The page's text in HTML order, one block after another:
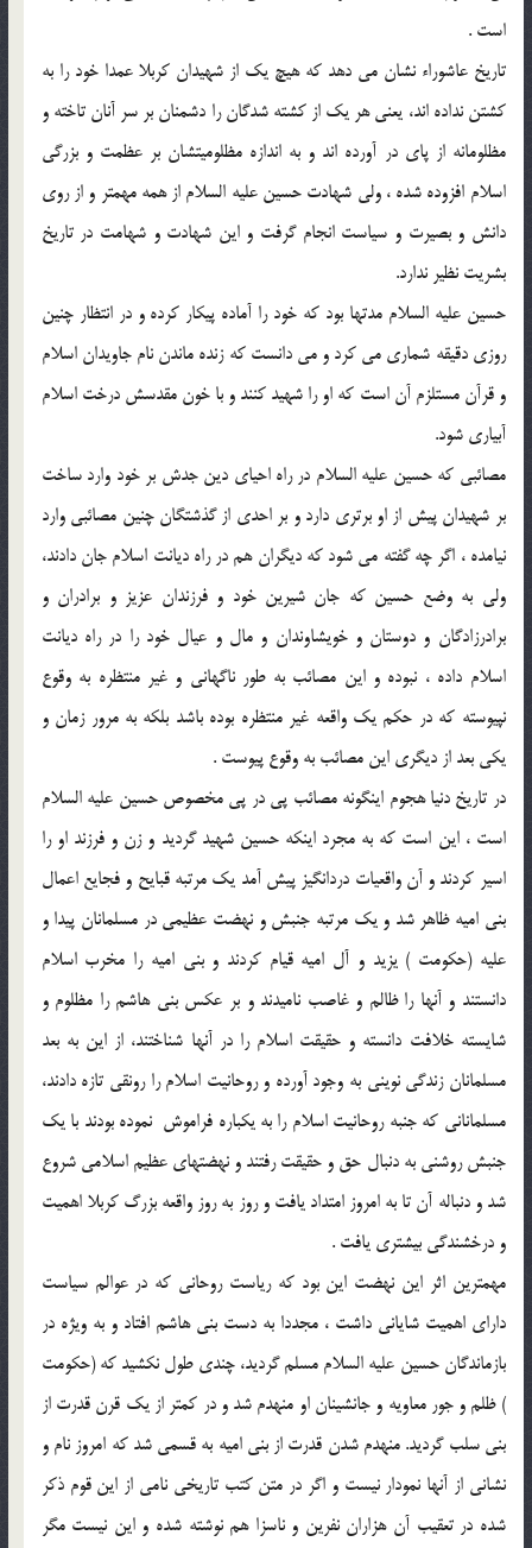
است .
تاريخ عاشوراء نشان مى دهد كه هيچ يك از شهيدان كربلا عمدا خود را به
كشتن نداده اند، يعنى هر يك از كشته شدگان را دشمنان بر سر آنان تاخته و
مظلومانه از پاى در آورده اند و به اندازه مظلوميتشان بر عظمت و بزرگى
اسلام افزوده شده ، ولى شهادت حسين عليه السلام از همه مهمتر و از روى
دانش و بصيرت و سياست انجام گرفت و اين شهادت و شهامت در تاريخ
بشريت نظير ندارد.
حسين عليه السلام مدتها بود كه خود را آماده پيكار كرده و در انتظار چنين
روزى دقيقه شمارى مى كرد و مى دانست كه زنده ماندن نام جاويدان اسلام
و قرآن مستلزم آن است كه او را شهيد كنند و با خون مقدسش درخت اسلام
آبيارى شود.
مصائبى كه حسين عليه السلام در راه احياى دين جدش بر خود وارد ساخت
بر شهيدان پيش از او برترى دارد و بر احدى از گذشتگان چنين مصائبى وارد
نيامده ، اگر چه گفته مى شود كه ديگران هم در راه ديانت اسلام جان دادند،
ولى به وضع حسين كه جان شيرين خود و فرزندان عزيز و برادران و
برادرزادگان و دوستان و خويشاوندان و مال و عيال خود را در راه ديانت
اسلام داده ، نبوده و اين مصائب به طور ناگهانى و غير منتظره به وقوع
نپيوسته كه در حكم يك واقعه غير منتظره بوده باشد بلكه به مرور زمان و
يكى بعد از ديگرى اين مصائب به وقوع پيوست .
در تاريخ دنيا هجوم اينگونه مصائب پى در پى مخصوص حسين عليه السلام
است ، اين است كه به مجرد اينكه حسين شهيد گرديد و زن و فرزند او را
اسير كردند و آن واقعيات دردانگيز پيش آمد يك مرتبه قبايح و فجايع اعمال
بنى اميه ظاهر شد و يك مرتبه جنبش و نهضت عظيمى در مسلمانان پيدا و
عليه (حكومت ) يزيد و آل اميه قيام كردند و بنى اميه را مخرب اسلام
دانستند و آنها را ظالم و غاصب ناميدند و بر عكس بنى هاشم را مظلوم و
شايسته خلافت دانسته و حقيقت اسلام را در آنها شناختند، از اين به بعد
مسلمانان زندگى نوينى به وجود آورده و روحانيت اسلام را رونقى تازه دادند،
مسلمانانى كه جنبه روحانيت اسلام را به يكباره فراموش ‍ نموده بودند با يك
جنبش روشنى به دنبال حق و حقيقت رفتند و نهضتهاى عظيم اسلامى شروع
شد و دنباله آن تا به امروز امتداد يافت و روز به روز واقعه بزرگ كربلا اهميت
و درخشندگى بيشترى يافت .
مهمترين اثر اين نهضت اين بود كه رياست روحانى كه در عوالم سياست
داراى اهميت شايانى داشت ، مجددا به دست بنى هاشم افتاد و به ويژه در
بازماندگان حسين عليه السلام مسلم گرديد، چندى طول نكشيد كه (حكومت
) ظلم و جور معاويه و جانشينان او منهدم شد و در كمتر از يك قرن قدرت از
بنى سلب گرديد. منهدم شدن قدرت از بنى اميه به قسمى شد كه امروز نام و
نشانى از آنها نمودار نيست و اگر در متن كتب تاريخى نامى از اين قوم ذكر
شده در تعقيب آن هزاران نفرين و ناسزا هم نوشته شده و اين نيست مگر